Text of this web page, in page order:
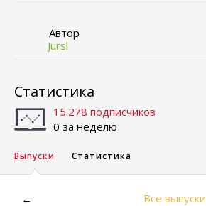
Автор
Jursl
Статистика
15.278 подписчиков
0 за неделю
Выпуски Статистика
← Все выпуски